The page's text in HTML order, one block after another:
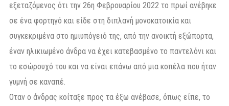
εξεταζόμενος ότι την 26η Φεβρουαρίου 2022 το πρωί ανέβηκε
σε ένα φορτηγό και είδε στη διπλανή μονοκατοικία και
συγκεκριμένα στο ημιυπόγειό της, από την ανοικτή εξώπορτα,
έναν ηλικιωμένο άνδρα να έχει κατεβασμένο το παντελόνι και
το εσώρουχό του και να είναι επάνω από μια κοπέλα που ήταν
γυμνή σε καναπέ.
Οταν ο άνδρας κοίταξε προς τα έξω ανέβασε, όπως είπε, το